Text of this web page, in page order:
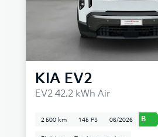
KIA EV2
EV2 42.2 kWh Air
2 500 km 145 PS 06/2026 B